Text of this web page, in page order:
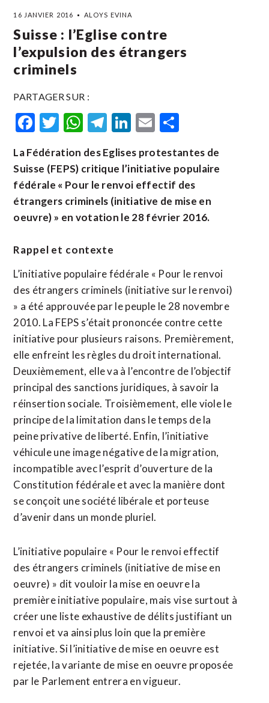
16 JANVIER 2016 ALOYS EVINA
Suisse : l’Eglise contre
l’expulsion des étrangers
criminels
PARTAGER SUR :
Facebook
Twitter
WhatsApp
Telegram
LinkedIn
Email
La Fédération des Eglises protestantes de
Suisse (FEPS) critique l’initiative populaire
fédérale « Pour le renvoi effectif des
étrangers criminels (initiative de mise en
oeuvre) » en votation le 28 février 2016.
Rappel et contexte
L’initiative populaire fédérale « Pour le renvoi
des étrangers criminels (initiative sur le renvoi)
» a été approuvée par le peuple le 28 novembre
2010. La FEPS s’était prononcée contre cette
initiative pour plusieurs raisons. Premièrement,
elle enfreint les règles du droit international.
Deuxièmement, elle va à l’encontre de l’objectif
principal des sanctions juridiques, à savoir la
réinsertion sociale. Troisièmement, elle viole le
principe de la limitation dans le temps de la
peine privative de liberté. Enfin, l’initiative
véhicule une image négative de la migration,
incompatible avec l’esprit d’ouverture de la
Constitution fédérale et avec la manière dont
se conçoit une société libérale et porteuse
d’avenir dans un monde pluriel.
L’initiative populaire « Pour le renvoi effectif
des étrangers criminels (initiative de mise en
oeuvre) » dit vouloir la mise en oeuvre la
première initiative populaire, mais vise surtout à
créer une liste exhaustive de délits justifiant un
renvoi et va ainsi plus loin que la première
initiative. Si l’initiative de mise en oeuvre est
rejetée, la variante de mise en oeuvre proposée
par le Parlement entrera en vigueur.